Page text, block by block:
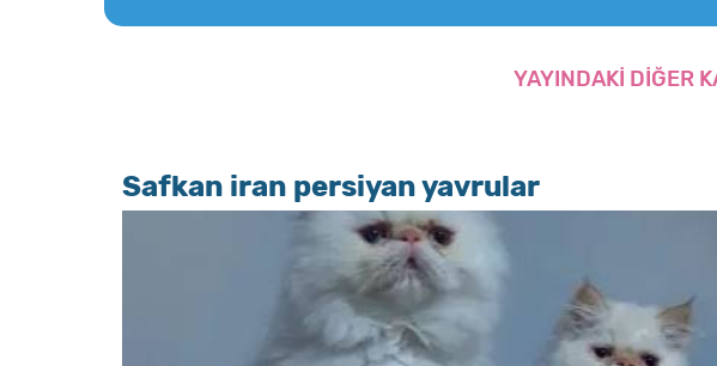
YAYINDAKİ DİĞER
Safkan iran persiyan yavrular